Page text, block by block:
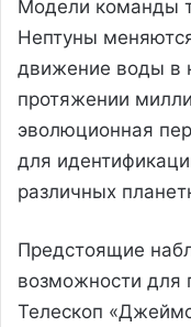
Модели команды
Нептуны
движение воды в
протяжении
эволюционная
для
различных
Предстоящие
возможности для
Телескоп